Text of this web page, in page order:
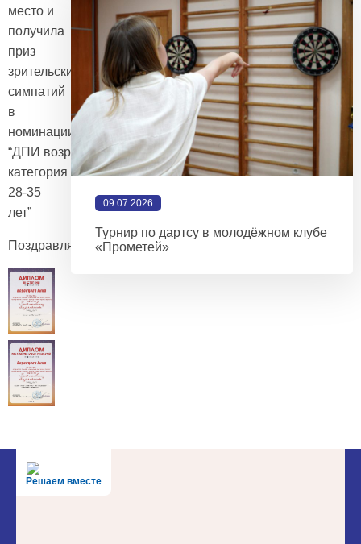
место и
получила
приз
зрительских
симпатий
в
номинации
“ДПИ возрастная
категория
28-35
лет”
Поздравляем!
09.07.2026
Турнир по дартсу в молодёжном клубе
«Прометей»
Решаем вместе